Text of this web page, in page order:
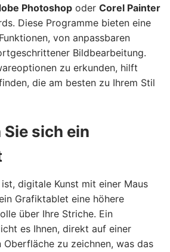
Photoshop oder Corel Painter
Diese Programme bieten eine
von anpassbaren
Bildbearbeitung.
zu erkunden, hilft
die am besten zu Ihrem Stil
Sie sich ein
digitale Kunst mit einer Maus
Grafiktablet eine höhere
über Ihre Striche. Ein
es Ihnen, direkt auf einer
zu zeichnen, was das